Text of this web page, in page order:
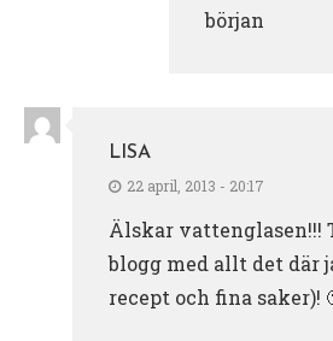
början
LISA
22 april, 2013 - 20:17
Älskar vattenglasen!!!
blogg med allt det där
recept och fina saker)!